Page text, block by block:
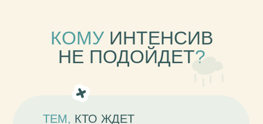
ТЕМ, КТО ЖДЕТ
КОМУ ИНТЕНСИВ
НЕ ПОДОЙДЕТ?